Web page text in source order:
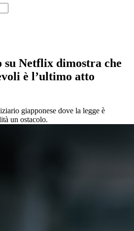
Netflix dimostra che
è l’ultimo atto
giapponese dove la legge è
un ostacolo.